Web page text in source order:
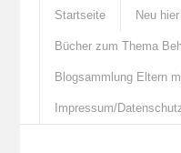
Startseite Neu
Bücher zum Thema
Blogsammlung Eltern
Impressum/